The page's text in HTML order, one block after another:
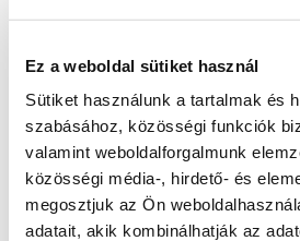
Ez a weboldal sütiket használ
Sütiket használunk a tartalmak és
szabásához, közösségi funkciók
valamint weboldalforgalmunk
közösségi média-, hirdető- és
megosztjuk az Ön
adatait, akik kombinálhatják az
3 perces válasz
További
Személyre szabott